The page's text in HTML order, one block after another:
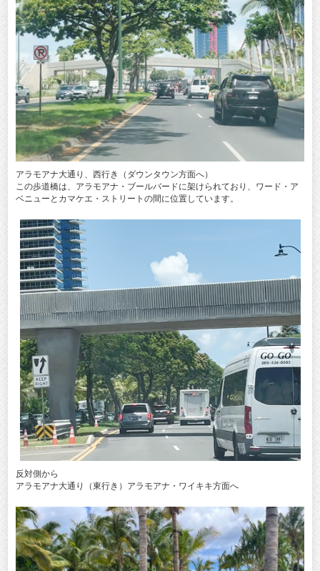
アラモアナ大通り、西行き（ダウンタウン方面へ）
この歩道橋は、アラモアナ・ブールバードに架けられており、ワード・ア
ベニューとカマケエ・ストリートの間に位置しています。
反対側から
アラモアナ大通り（東行き）アラモアナ・ワイキキ方面へ